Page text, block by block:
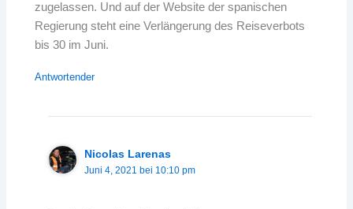
zugelassen. Und auf der Website der spanischen
Regierung steht eine Verlängerung des Reiseverbots
bis 30 im Juni.
Antwortender
Nicolas Larenas
Juni 4, 2021 bei 10:10 pm